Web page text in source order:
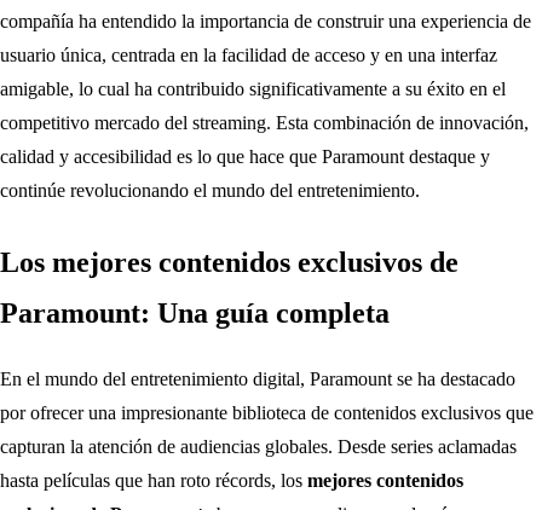
compañía ha entendido la importancia de construir una experiencia de
usuario única, centrada en la facilidad de acceso y en una interfaz
amigable, lo cual ha contribuido significativamente a su éxito en el
competitivo mercado del streaming. Esta combinación de innovación,
calidad y accesibilidad es lo que hace que Paramount destaque y
continúe revolucionando el mundo del entretenimiento.
Los mejores contenidos exclusivos de
Paramount: Una guía completa
En el mundo del entretenimiento digital, Paramount se ha destacado
por ofrecer una impresionante biblioteca de contenidos exclusivos que
capturan la atención de audiencias globales. Desde series aclamadas
hasta películas que han roto récords, los mejores contenidos